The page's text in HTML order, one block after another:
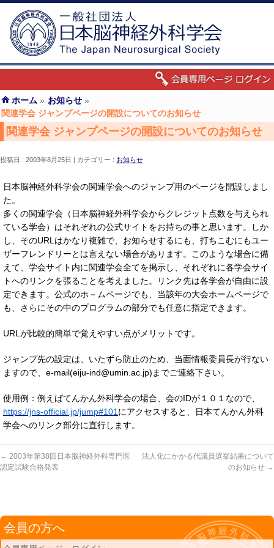
ホーム » お知らせ »
関連学会 ジャンプページの開設についてのお知らせ
関連学会 ジャンプページの開設についてのお知らせ
投稿日 : 2003年8月25日 カテゴリー : お知らせ
日本脳神経外科学会の関連学会へのジャンプ用のページを開設しまし
た。
多くの関連学会（日本脳神経外科学会からクレジット点数を与えられ
ている学会）はそれぞれの公式サイトをお持ちの事と思います。しか
し、そのURLはかなり複雑で、お知らせするにも、打ちこむにもユー
ザーフレンドリーとは言えない場合があります。このような場合に備
えて、学会サイト内に関連学会全てを掲示し、それぞれに各学会サイ
トへのリンクを張ることを考えました。リンク先は各学会が自由に設
定できます。公式のホ－ムページでも、当該年の大会ホームページで
も、さらにその中のプログラムの部分でも任意に指定できます。
URLが比較的簡単で覚えやすい点がメリットです。
ジャンプ先の設定は、いたずら防止のため、当面情報委員長が行ない
ますので、e-mail(eiju-ind@umin.ac.jp)までご連絡下さい。
使用例：例えばてんかん外科学会の場合、会のIDが１０１なので、
https://jns-official.jp/jump#101 にアクセスすると、日本てんかん外科
学会へのリンク部分に直行します。
← 2003年第38回日本脳神経外科専門医
認定試験合格発表
法人化にかかる代議員選挙結果について
のお知らせ →
会員の方へ